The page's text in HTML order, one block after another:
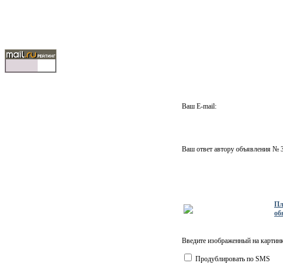
Ваш E-mail:
Ваш ответ автору объявления №
Введите изображенный на
Продублировать по SMS